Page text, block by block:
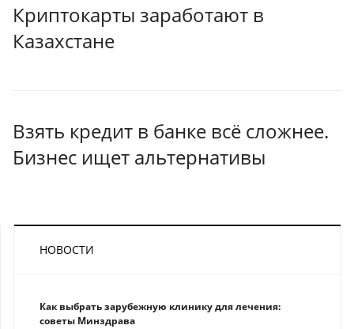
Криптокарты заработают в
Казахстане
Взять кредит в банке всё сложнее.
Бизнес ищет альтернативы
НОВОСТИ
Как выбрать зарубежную клинику для лечения:
советы Минздрава